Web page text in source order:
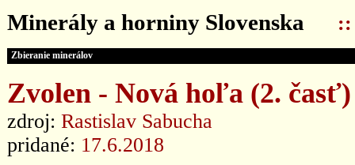
Minerály a horniny Slovenska ::
Zbieranie minerálov
Zvolen - Nová hoľa (2. časť)
zdroj: Rastislav Sabucha
pridané: 17.6.2018